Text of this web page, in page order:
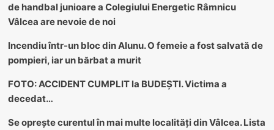
de handbal junioare a Colegiului Energetic Râmnicu
Vâlcea are nevoie de noi
Incendiu într-un bloc din Alunu. O femeie a fost salvată de
pompieri, iar un bărbat a murit
FOTO: ACCIDENT CUMPLIT la BUDEȘTI. Victima a
decedat…
Se oprește curentul în mai multe localități din Vâlcea. Lista